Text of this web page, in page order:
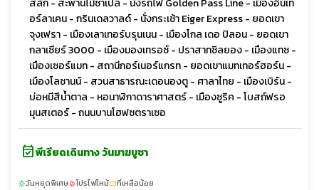
สลัก - สะพานไม้ชาเปล - นั่งรถไฟ Golden Pass Line - เมืองอินเท
อร์ลาเคน - กรินเดลวาลด์ - นั่งกระเช้า Eiger Express - ยอดเขา
จุงเฟรา - เมืองเลาเทอร์บรุนเนน - เมืองโกล เดอ ปิลอน - ยอดเขา
กลาเซียร์ 3000 - เมืองมองเทรอซ์ - ปราสาทชิลยอง - เมืองแทซ -
เมืองเซอร์แมท - สถานีกอร์เนอร์แกรท - ยอดเขาแมทเทอร์ฮอร์น -
เมืองโลซานน์ - สวนสาธารณะเดอนองตู - ศาลาไทย - เมืองเบิร์น -
บ่อหมีสีน้ำตาล - หอนาฬิกาดาราศาสตร์ - เมืองซูริค - โบสถ์ฟรอ
มุนสเตอร์ - ถนนบานโฮฟซตราเซอ
event_availableพีเรียดเดินทาง วันมาฆบูชา
sunnyวันหยุดพิเศษlocal_fire_departmentโปรไฟไหม้confirmation_numberที่เหลือน้อย